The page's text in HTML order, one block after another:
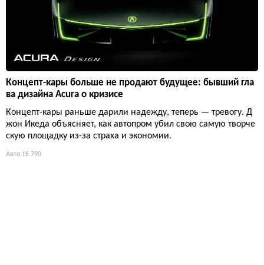
Концепт-кары больше не продают будущее: бывший гла
ва дизайна Acura о кризисе
Концепт-кары раньше дарили надежду, теперь — тревогу. Д
жон Икеда объясняет, как автопром убил свою самую творче
скую площадку из-за страха и экономии.
Авто 16 790